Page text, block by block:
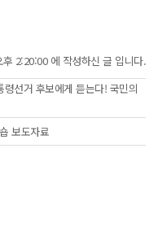
2:20:00 에 작성하신 글 입니다.
선거 후보에게 듣는다! 국민의
보도자료